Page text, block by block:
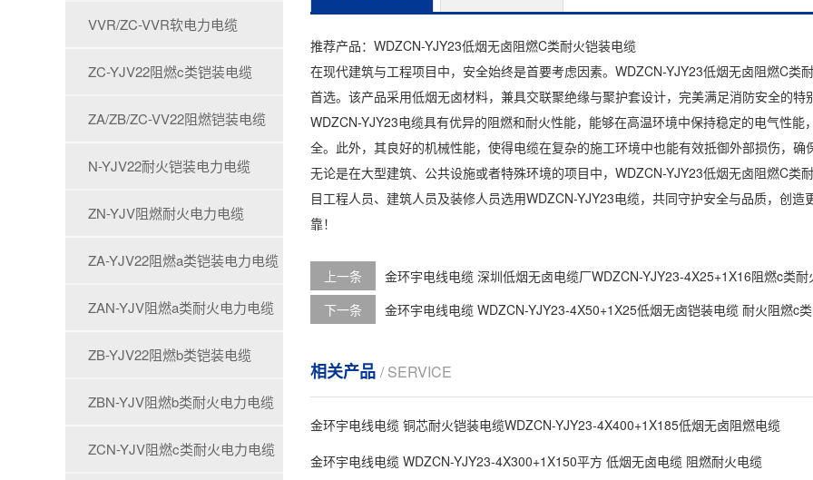
VVR/ZC-VVR软电力电缆
ZC-YJV22阻燃c类铠装电缆
ZA/ZB/ZC-VV22阻燃铠装电缆
N-YJV22耐火铠装电力电缆
ZN-YJV阻燃耐火电力电缆
ZA-YJV22阻燃a类铠装电力电缆
ZAN-YJV阻燃a类耐火电力电缆
ZB-YJV22阻燃b类铠装电缆
ZBN-YJV阻燃b类耐火电力电缆
ZCN-YJV阻燃c类耐火电力电缆
推荐产品：WDZCN-YJY23低烟无卤阻燃C类耐火铠装电缆
在现代建筑与工程项目中，安全始终是首要考虑因素。WDZCN-YJY23低烟无卤阻燃C类
首选。该产品采用低烟无卤材料，兼具交联聚绝缘与聚护套设计，完美满足消防安全的特
WDZCN-YJY23电缆具有优异的阻燃和耐火性能，能够在高温环境中保持稳定的电气性
全。此外，其良好的机械性能，使得电缆在复杂的施工环境中也能有效抵御外部损伤，确
无论是在大型建筑、公共设施或者特殊环境的项目中，WDZCN-YJY23低烟无卤阻燃C类
目工程人员、建筑人员及装修人员选用WDZCN-YJY23电缆，共同守护安全与品质，创
靠！
上一条
金环宇电线电缆 深圳低烟无卤电缆厂WDZCN-YJY23-4X25+1X16阻燃c类耐
下一条
金环宇电线电缆 WDZCN-YJY23-4X50+1X25低烟无卤铠装电缆 耐火阻燃c
相关产品 / SERVICE
金环宇电线电缆 铜芯耐火铠装电缆WDZCN-YJY23-4X400+1X185低烟无卤阻燃电缆
金环宇电线电缆 WDZCN-YJY23-4X300+1X150平方 低烟无卤电缆 阻燃耐火电缆